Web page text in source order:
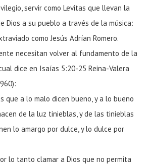
servir como Levitas que llevan la
Dios a su pueblo a través de la música:
como Jesús Adrían Romero.
necesitan volver al fundamento de la
dice en Isaías 5:20-25 Reina-Valera
que a lo malo dicen bueno, y a lo bueno
de la luz tinieblas, y de las tinieblas
lo amargo por dulce, y lo dulce por
lo tanto clamar a Dios que no permita